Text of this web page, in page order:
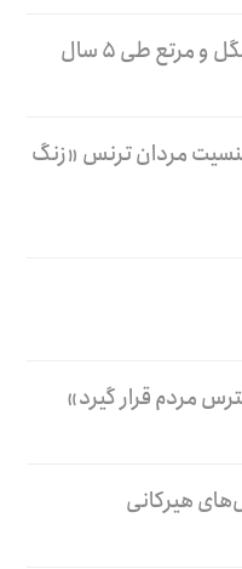
مردان ترنس «زنگ
مردم قرار گیرد»
هیرکانی